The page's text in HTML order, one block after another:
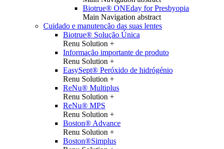
Biotrue® ONEday for Presbyopia
Main Navigation abstract
Cuidado e manutenção das suas lentes
Biotrue® Solução Única
Renu Solution +
Informação importante de produto
Renu Solution +
EasySept® Peróxido de hidrógénio
Renu Solution +
ReNu® Multiplus
Renu Solution +
ReNu® MPS
Renu Solution +
Boston® Advance
Renu Solution +
Boston®Simplus